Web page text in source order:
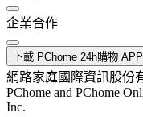
企業合作
下載 PChome 24h購物 APP
網路家庭國際資訊股份
PChome and PChome
Inc.